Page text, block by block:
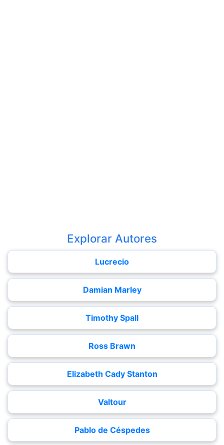
Explorar Autores
Lucrecio
Damian Marley
Timothy Spall
Ross Brawn
Elizabeth Cady Stanton
Valtour
Pablo de Céspedes